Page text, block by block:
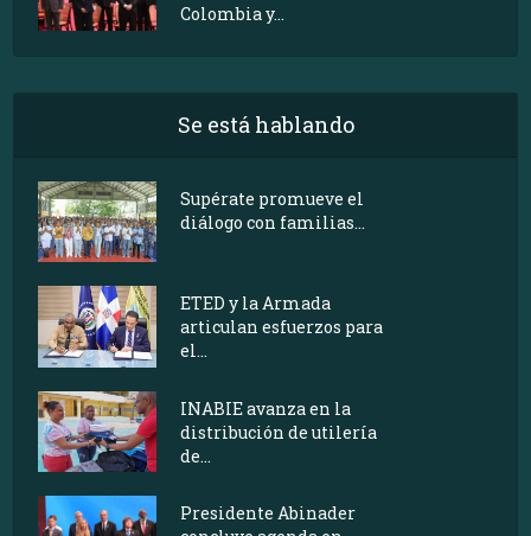
Colombia y...
Se está hablando
Supérate promueve el
diálogo con familias...
ETED y la Armada
articulan esfuerzos para
el...
INABIE avanza en la
distribución de utilería
de...
Presidente Abinader